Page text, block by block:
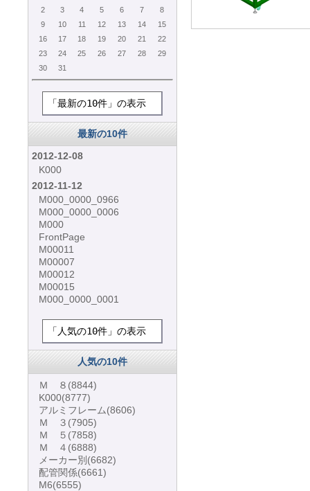
2
3 4 5 6 7
8
9
10 11 12 13 14
15
16
17 18 19 20 21
22
23
24 25 26 27 28
29
30
31
「最新の10件」の表示
最新の10件
2012-12-08
K000
2012-11-12
M000_0000_0966
M000_0000_0006
M000
FrontPage
M00011
M00007
M00012
M00015
M000_0000_0001
「人気の10件」の表示
人気の10件
Ｍ ８ (8844)
K000(8777)
アルミフレーム(8606)
Ｍ ３ (7905)
Ｍ ５ (7858)
Ｍ ４ (6888)
メーカー別 (6682)
配管関係(6661)
M6(6555)